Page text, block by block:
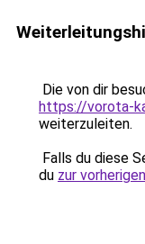
Die von dir
https://vorota-
weiterzuleiten.
Falls du diese
du zur